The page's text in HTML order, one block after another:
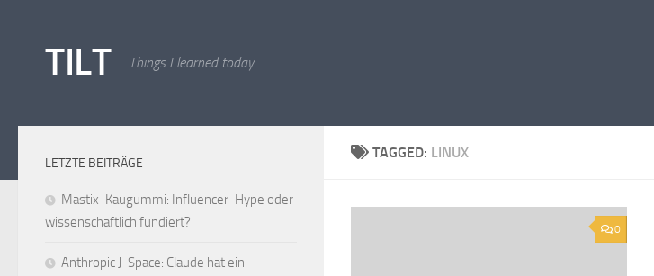
TILT Things I learned today
TAGGED: LINUX
0
LETZTE BEITRÄGE
Mastix-Kaugummi: Influencer-Hype oder
wissenschaftlich fundiert?
Anthropic J-Space: Claude hat ein